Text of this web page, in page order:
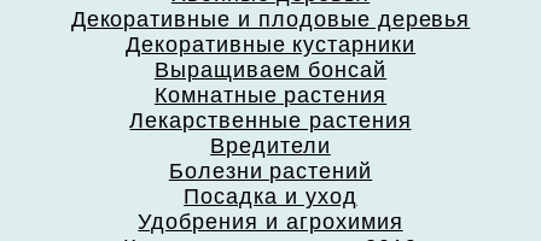
Декоративные и плодовые деревья
Декоративные кустарники
Выращиваем бонсай
Комнатные растения
Лекарственные растения
Вредители
Болезни растений
Посадка и уход
Удобрения и агрохимия